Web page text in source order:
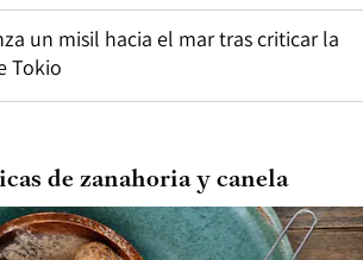
un misil hacia el mar tras criticar la
Tokio
de zanahoria y canela